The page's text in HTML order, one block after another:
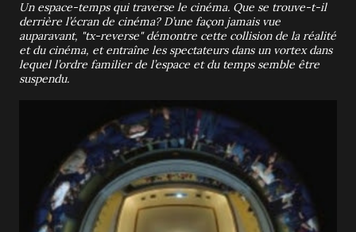
Un espace-temps qui traverse le cinéma. Que se trouve-t-il
derrière l’écran de cinéma? D’une façon jamais vue
auparavant, "tx-reverse" démontre cette collision de la réalité
et du cinéma, et entraîne les spectateurs dans un vortex dans
lequel l’ordre familier de l’espace et du temps semble être
suspendu.